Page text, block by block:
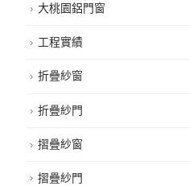
大桃園鋁門窗
工程實績
折疊紗窗
折疊紗門
摺疊紗窗
摺疊紗門